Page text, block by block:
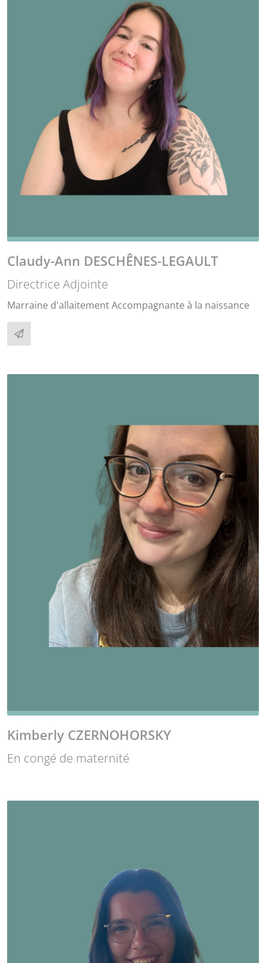
Claudy-Ann DESCHÊNES-LEGAULT
Directrice Adjointe
Marraine d'allaitement Accompagnante à la naissance
Kimberly CZERNOHORSKY
En congé de maternité